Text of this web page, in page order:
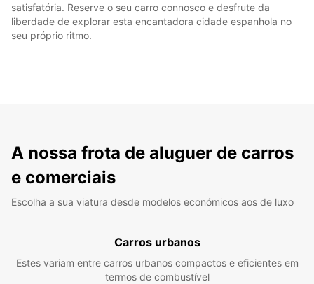
satisfatória. Reserve o seu carro connosco e desfrute da
liberdade de explorar esta encantadora cidade espanhola no
seu próprio ritmo.
A nossa frota de aluguer de carros
e comerciais
Escolha a sua viatura desde modelos económicos aos de luxo
Carros urbanos
Estes variam entre carros urbanos compactos e eficientes em
termos de combustível